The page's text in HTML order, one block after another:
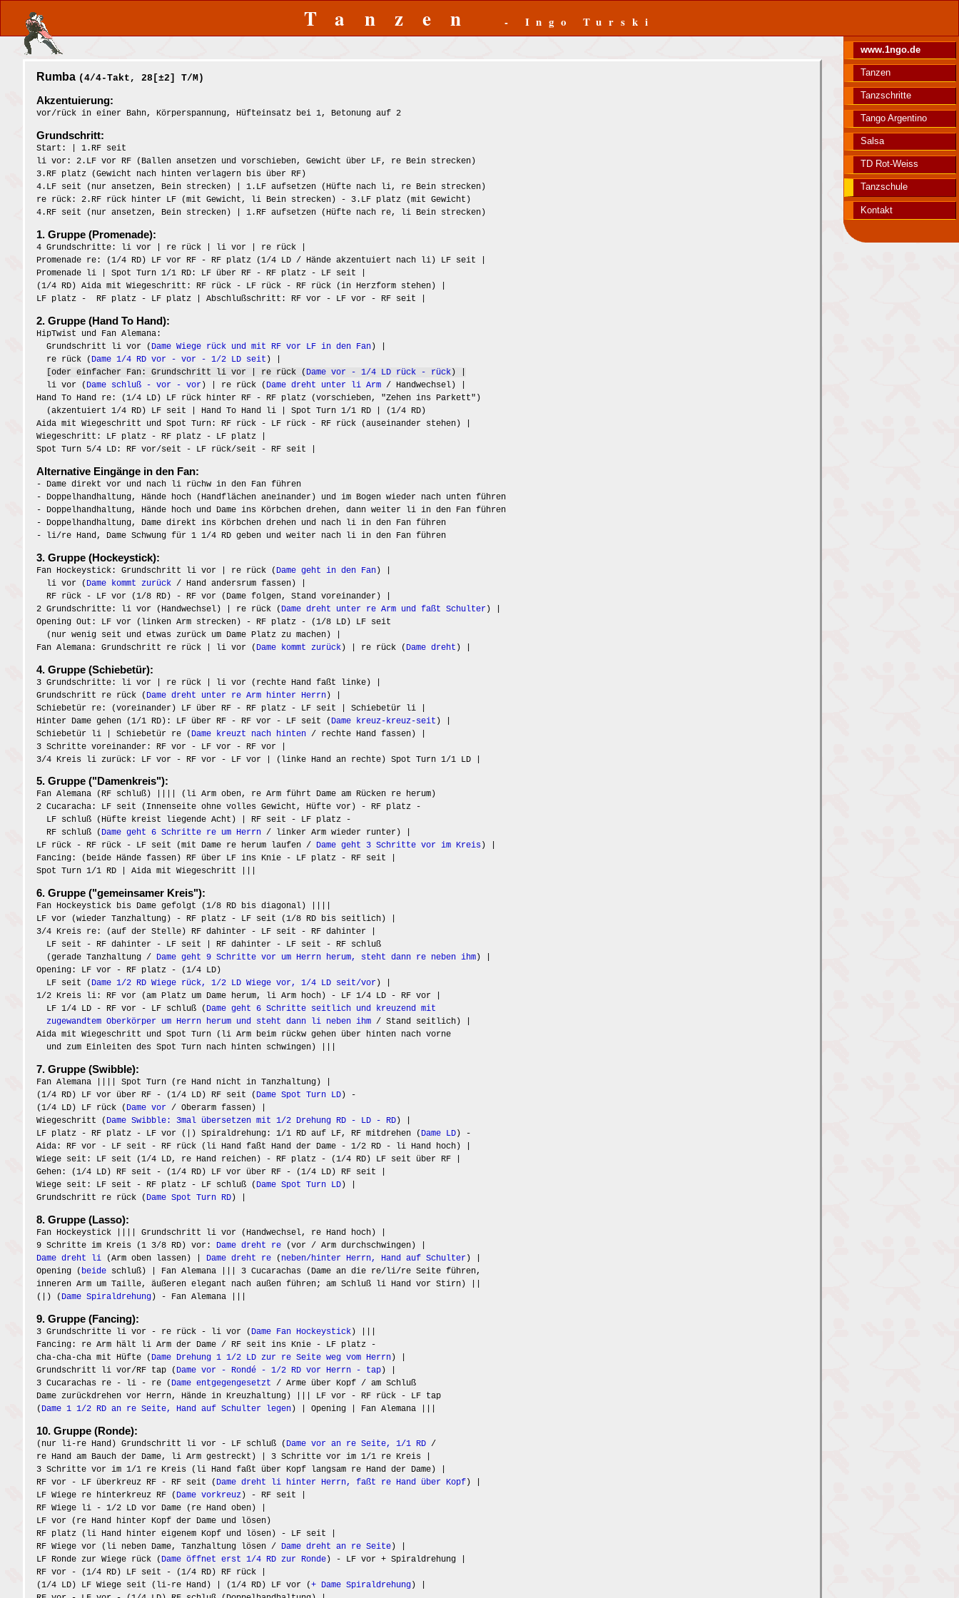
Tanzen - Ingo Turski
www.1ngo.de
Tanzen
Tanzschritte
Tango Argentino
Salsa
TD Rot-Weiss
Tanzschule
Kontakt
Rumba (4/4-Takt, 28[±2] T/M)
Akzentuierung:
vor/rück in einer Bahn, Körperspannung, Hüfteinsatz bei 1, Betonung auf 2
Grundschritt:
Start: | 1.RF seit
li vor: 2.LF vor RF (Ballen ansetzen und vorschieben, Gewicht über LF, re Bein strecken)
3.RF platz (Gewicht nach hinten verlagern bis über RF)
4.LF seit (nur ansetzen, Bein strecken) | 1.LF aufsetzen (Hüfte nach li, re Bein strecken)
re rück: 2.RF rück hinter LF (mit Gewicht, li Bein strecken) - 3.LF platz (mit Gewicht)
4.RF seit (nur ansetzen, Bein strecken) | 1.RF aufsetzen (Hüfte nach re, li Bein strecken)
1. Gruppe (Promenade):
4 Grundschritte: li vor | re rück | li vor | re rück |
Promenade re: (1/4 RD) LF vor RF - RF platz (1/4 LD / Hände akzentuiert nach li) LF seit |
Promenade li | Spot Turn 1/1 RD: LF über RF - RF platz - LF seit |
(1/4 RD) Aida mit Wiegeschritt: RF rück - LF rück - RF rück (in Herzform stehen) |
LF platz - RF platz - LF platz | Abschlußschritt: RF vor - LF vor - RF seit |
2. Gruppe (Hand To Hand):
HipTwist und Fan Alemana:
Grundschritt li vor ( Dame Wiege rück und mit RF vor LF in den Fan) |
re rück ( Dame 1/4 RD vor - vor - 1/2 LD seit ) |
[oder einfacher Fan: Grundschritt li vor | re rück ( Dame vor - 1/4 LD rück - rück) |
li vor ( Dame schluß - vor - vor) | re rück ( Dame dreht unter li Arm / Handwechsel) |
Hand To Hand re: (1/4 LD) LF rück hinter RF - RF platz (vorschieben, "Zehen ins Parkett")
(akzentuiert 1/4 RD) LF seit | Hand To Hand li | Spot Turn 1/1 RD | (1/4 RD)
Aida mit Wiegeschritt und Spot Turn: RF rück - LF rück - RF rück (auseinander stehen) |
Wiegeschritt: LF platz - RF platz - LF platz |
Spot Turn 5/4 LD: RF vor/seit - LF rück/seit - RF seit |
Alternative Eingänge in den Fan:
- Dame direkt vor und nach li rüchw in den Fan führen
- Doppelhandhaltung, Hände hoch (Handflächen aneinander) und im Bogen wieder nach unten führen
- Doppelhandhaltung, Hände hoch und Dame ins Körbchen drehen, dann weiter li in den Fan führen
- Doppelhandhaltung, Dame direkt ins Körbchen drehen und nach li in den Fan führen
- li/re Hand, Dame Schwung für 1 1/4 RD geben und weiter nach li in den Fan führen
3. Gruppe (Hockeystick):
Fan Hockeystick: Grundschritt li vor | re rück ( Dame geht in den Fan) |
li vor ( Dame kommt zurück / Hand andersrum fassen) |
RF rück - LF vor (1/8 RD) - RF vor (Dame folgen, Stand voreinander) |
2 Grundschritte: li vor (Handwechsel) | re rück ( Dame dreht unter re Arm und faßt Schulter) |
Opening Out: LF vor (linken Arm strecken) - RF platz - (1/8 LD) LF seit
(nur wenig seit und etwas zurück um Dame Platz zu machen) |
Fan Alemana: Grundschritt re rück | li vor ( Dame kommt zurück) | re rück ( Dame dreht ) |
4. Gruppe (Schiebetür):
3 Grundschritte: li vor | re rück | li vor (rechte Hand faßt linke) |
Grundschritt re rück ( Dame dreht unter re Arm hinter Herrn) |
Schiebetür re: (voreinander) LF über RF - RF platz - LF seit | Schiebetür li |
Hinter Dame gehen (1/1 RD): LF über RF - RF vor - LF seit ( Dame kreuz-kreuz-seit ) |
Schiebetür li | Schiebetür re ( Dame kreuzt nach hinten / rechte Hand fassen) |
3 Schritte voreinander: RF vor - LF vor - RF vor |
3/4 Kreis li zurück: LF vor - RF vor - LF vor | (linke Hand an rechte) Spot Turn 1/1 LD |
5. Gruppe ("Damenkreis"):
Fan Alemana (RF schluß) |||| (li Arm oben, re Arm führt Dame am Rücken re herum)
2 Cucaracha: LF seit (Innenseite ohne volles Gewicht, Hüfte vor) - RF platz -
LF schluß (Hüfte kreist liegende Acht) | RF seit - LF platz -
RF schluß ( Dame geht 6 Schritte re um Herrn / linker Arm wieder runter) |
LF rück - RF rück - LF seit (mit Dame re herum laufen / Dame geht 3 Schritte vor im Kreis ) |
Fancing: (beide Hände fassen) RF über LF ins Knie - LF platz - RF seit |
Spot Turn 1/1 RD | Aida mit Wiegeschritt |||
6. Gruppe ("gemeinsamer Kreis"):
Fan Hockeystick bis Dame gefolgt (1/8 RD bis diagonal) ||||
LF vor (wieder Tanzhaltung) - RF platz - LF seit (1/8 RD bis seitlich) |
3/4 Kreis re: (auf der Stelle) RF dahinter - LF seit - RF dahinter |
LF seit - RF dahinter - LF seit | RF dahinter - LF seit - RF schluß
(gerade Tanzhaltung / Dame geht 9 Schritte vor um Herrn herum, steht dann re neben ihm ) |
Opening: LF vor - RF platz - (1/4 LD)
LF seit ( Dame 1/2 RD Wiege rück, 1/2 LD Wiege vor, 1/4 LD seit/vor ) |
1/2 Kreis li: RF vor (am Platz um Dame herum, li Arm hoch) - LF 1/4 LD - RF vor |
LF 1/4 LD - RF vor - LF schluß ( Dame geht 6 Schritte seitlich und kreuzend mit
zugewandtem Oberkörper um Herrn herum und steht dann li neben ihm / Stand seitlich) |
Aida mit Wiegeschritt und Spot Turn (li Arm beim rückw gehen über hinten nach vorne
und zum Einleiten des Spot Turn nach hinten schwingen) |||
7. Gruppe (Swibble):
Fan Alemana |||| Spot Turn (re Hand nicht in Tanzhaltung) |
(1/4 RD) LF vor über RF - (1/4 LD) RF seit ( Dame Spot Turn LD ) -
(1/4 LD) LF rück ( Dame vor / Oberarm fassen) |
Wiegeschritt ( Dame Swibble: 3mal übersetzen mit 1/2 Drehung RD - LD - RD ) |
LF platz - RF platz - LF vor (|) Spiraldrehung: 1/1 RD auf LF, RF mitdrehen ( Dame LD ) -
Aida: RF vor - LF seit - RF rück (li Hand faßt Hand der Dame - 1/2 RD - li Hand hoch) |
Wiege seit: LF seit (1/4 LD, re Hand reichen) - RF platz - (1/4 RD) LF seit über RF |
Gehen: (1/4 LD) RF seit - (1/4 RD) LF vor über RF - (1/4 LD) RF seit |
Wiege seit: LF seit - RF platz - LF schluß ( Dame Spot Turn LD ) |
Grundschritt re rück ( Dame Spot Turn RD ) |
8. Gruppe (Lasso):
Fan Hockeystick |||| Grundschritt li vor (Handwechsel, re Hand hoch) |
9 Schritte im Kreis (1 3/8 RD) vor: Dame dreht re (vor / Arm durchschwingen) |
Dame dreht li (Arm oben lassen) | Dame dreht re ( neben/hinter Herrn, Hand auf Schulter ) |
Opening ( beide schluß) | Fan Alemana ||| 3 Cucarachas (Dame an die re/li/re Seite führen,
inneren Arm um Taille, äußeren elegant nach außen führen; am Schluß li Hand vor Stirn) ||
(|) ( Dame Spiraldrehung ) - Fan Alemana |||
9. Gruppe (Fancing):
3 Grundschritte li vor - re rück - li vor ( Dame Fan Hockeystick ) |||
Fancing: re Arm hält li Arm der Dame / RF seit ins Knie - LF platz -
cha-cha-cha mit Hüfte ( Dame Drehung 1 1/2 LD zur re Seite weg vom Herrn ) |
Grundschritt li vor/RF tap ( Dame vor - Rondé - 1/2 RD vor Herrn - tap ) |
3 Cucarachas re - li - re ( Dame entgegengesetzt / Arme über Kopf / am Schluß
Dame zurückdrehen vor Herrn, Hände in Kreuzhaltung) ||| LF vor - RF rück - LF tap
( Dame 1 1/2 RD an re Seite, Hand auf Schulter legen ) | Opening | Fan Alemana |||
10. Gruppe (Ronde):
(nur li-re Hand) Grundschritt li vor - LF schluß ( Dame vor an re Seite, 1/1 RD /
re Hand am Bauch der Dame, li Arm gestreckt) | 3 Schritte vor im 1/1 re Kreis |
3 Schritte vor im 1/1 re Kreis (li Hand faßt über Kopf langsam re Hand der Dame) |
RF vor - LF überkreuz RF - RF seit ( Dame dreht li hinter Herrn, faßt re Hand über Kopf) |
LF Wiege re hinterkreuz RF ( Dame vorkreuz) - RF seit |
RF Wiege li - 1/2 LD vor Dame (re Hand oben) |
LF vor (re Hand hinter Kopf der Dame und lösen)
RF platz (li Hand hinter eigenem Kopf und lösen) - LF seit |
RF Wiege vor (li neben Dame, Tanzhaltung lösen / Dame dreht an re Seite) |
LF Ronde zur Wiege rück ( Dame öffnet erst 1/4 RD zur Ronde) - LF vor + Spiraldrehung |
RF vor - (1/4 RD) LF seit - (1/4 RD) RF rück |
(1/4 LD) LF Wiege seit (li-re Hand) | (1/4 RD) LF vor (+ Dame Spiraldrehung) |